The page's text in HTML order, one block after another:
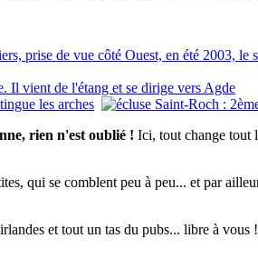
rien n'est oublié ! Ici, tout change tout
qui se comblent peu à peu... et par
et tout un tas du pubs... libre à